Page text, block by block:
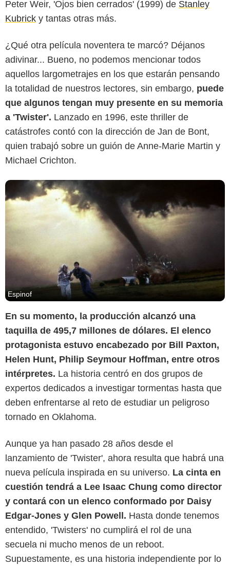
Peter Weir, 'Ojos bien cerrados' (1999) de Stanley
Kubrick y tantas otras más.
¿Qué otra película noventera te marcó? Déjanos
adivinar... Bueno, no podemos mencionar todos
aquellos largometrajes en los que estarán pensando
la totalidad de nuestros lectores, sin embargo, puede
que algunos tengan muy presente en su memoria
a 'Twister'. Lanzado en 1996, este thriller de
catástrofes contó con la dirección de Jan de Bont,
quien trabajó sobre un guión de Anne-Marie Martin y
Michael Crichton.
Espinof
Espinof
En su momento, la producción alcanzó una
taquilla de 495,7 millones de dólares. El elenco
protagonista estuvo encabezado por Bill Paxton,
Helen Hunt, Philip Seymour Hoffman, entre otros
intérpretes. La historia centró en dos grupos de
expertos dedicados a investigar tormentas hasta que
deben enfrentarse al reto de estudiar un peligroso
tornado en Oklahoma.
Aunque ya han pasado 28 años desde el
lanzamiento de 'Twister', ahora resulta que habrá una
nueva película inspirada en su universo. La cinta en
cuestión tendrá a Lee Isaac Chung como director
y contará con un elenco conformado por Daisy
Edgar-Jones y Glen Powell. Hasta donde tenemos
entendido, 'Twisters' no cumplirá el rol de una
secuela ni mucho menos de un reboot.
Supuestamente, es una historia independiente por lo
D.R.